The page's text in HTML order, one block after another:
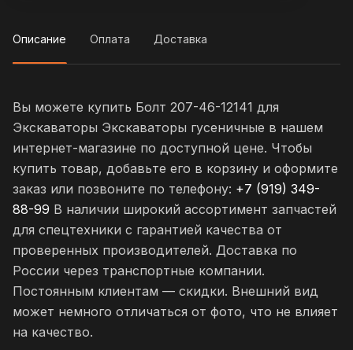
Описание Оплата Доставка
Вы можете купить Болт 207-46-12141 для
Экскаваторы Экскаваторы гусеничные в нашем
интернет-магазине по доступной цене. Чтобы
купить товар, добавьте его в корзину и оформите
заказ или позвоните по телефону: +7 (919) 349-
88-99 В наличии широкий ассортимент запчастей
для спецтехники с гарантией качества от
проверенных производителей. Доставка по
России через транспортные компании.
Постоянным клиентам — скидки. Внешний вид
может немного отличаться от фото, что не влияет
на качество.